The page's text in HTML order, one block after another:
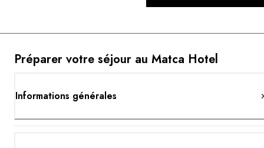
Préparer votre séjour au Matca Hotel
Informations générales